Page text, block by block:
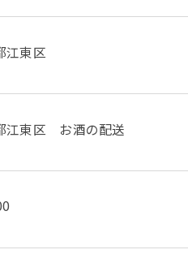
江東区
江東区 お酒の配送